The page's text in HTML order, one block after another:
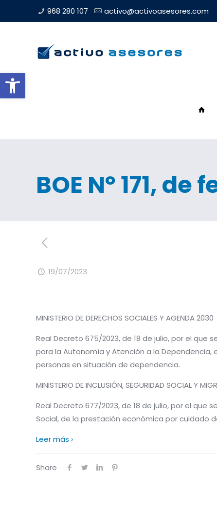
Abrir barra de herramientas
968 280 107 activo@activoasesores.com
BOE Nº 171,
19/07/2023
MINISTERIO DE DERECHOS SOCIALES Y AGENDA 2030
Real Decreto 675/2023, de 18 de julio, por el que
para la Autonomía y Atención a la Dependencia,
personas en situación de dependencia.
MINISTERIO DE INCLUSIÓN, SEGURIDAD SOCIAL Y
Real Decreto 677/2023, de 18 de julio, por el que
Social, de la prestación económica por cuidado
Leer más ›
Share